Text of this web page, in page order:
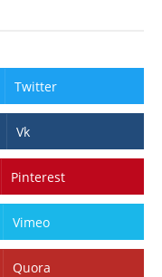
Twitter
Vk
Pinterest
Vimeo
Quora